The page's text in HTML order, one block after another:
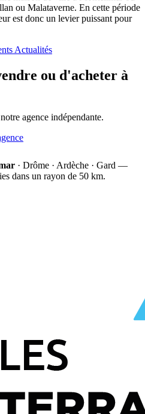
ou Malataverne. En cette période
est donc un levier puissant pour
Actualités
ou d'acheter à
agence indépendante.
· Drôme · Ardèche · Gard —
dans un rayon de 50 km.